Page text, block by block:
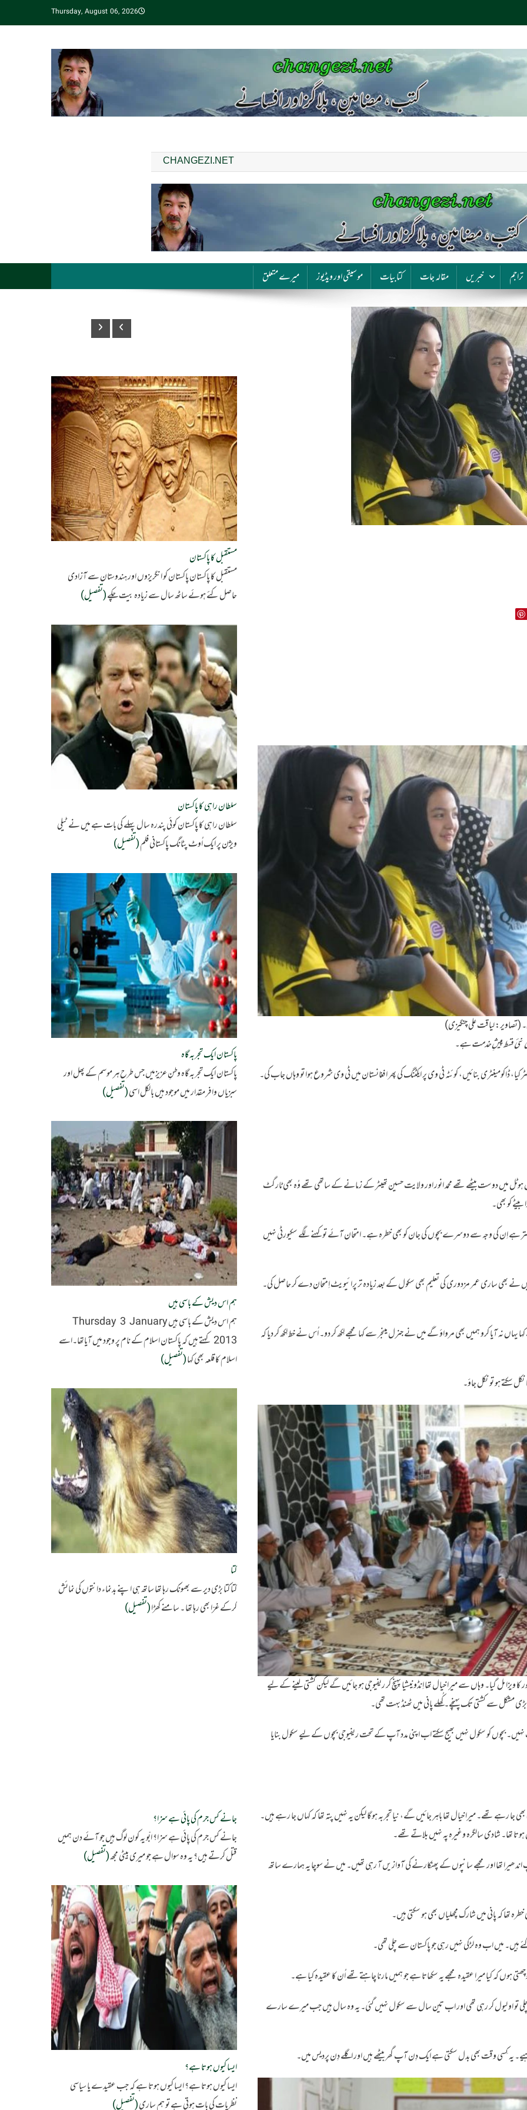
Thursday, August 06, 2026
CHANGEZI.NET
تراجم خبریں مقالہ جات کتابیات موسیقی اور ویڈیوز میرے متعلق
(تصاویر: لیاقت علی چنگیزی)
نئی قسطپیشِ خدمت ہے۔
ڈاکومینٹری بنائیں، کوئٹہ ٹی وی پر ایکٹنگ کی پھر افغانستان میں ٹی وی شروع ہوا تو وہاں جاب کی۔
میں دوست بیٹھے تھے محمد انور اور ولایت حسین تھیٹر کے زمانے کے ساتھی تھے وُہ بھی ٹارگٹ
کو بھی۔
ہے اِن کی وجہ سے دوسرے بچوں کی جان کو بھی خطرہ ہے۔ امتحان آئے تو کہنے لگے سکیورٹی نہیں
بھی ساری عمر مزدوری کی تعلیم بھی سکول کے بعد زیادہ تر پرائیویٹ اِمتحان دے کر حاصل کی۔
نہ آیا کرو ہمیں بھی مرواؤ گے میں نے جنرل مینجر سے کہا مجھے لِکھ کر دو۔ اُس نے خط لِکھ کر دیا کہ
سکتے ہو تو نکل جاؤ۔
مل گیا۔ وہاں سے میرا خیال تھا اِنڈونیشیا پہنچ کر ریفیوجی ہو جائیں گے لیکن کشتی لینے کے لیے
بڑی مشکل سے کشتی تک پہنچے۔ کُھلے پانی میں ٹھنڈ بہت تھی۔
بچوں کو سکول نہیں بھیج سکتے اب اپنی مدد آپ کے تحت ریفیوجی بچوں کے لیے سکول بنایا
تھے۔ میرا خیال تھا باہر جائیں گے، نیا تجربہ ہو گا لیکن یہ نہیں پتہ تھا کہ کہاں جا رہے ہیں۔
تھا۔ شادی سالگرہ وغیرہ پہ نہیں بلاتے تھے۔
تھا اور مجھے سانپوں کے پھنکارنے کی آوازیں آ رہی تھیں۔ میں نے سوچا یہ ہمارے ساتھ
کہ پانی میں شارک مچھلیاں بھی ہو سکتی ہیں۔
گئے ہیں۔ میں اب وہ لڑکی نہیں رہی جو پاکستان سے چلی تھی۔
کہ کیا میرا عقیدہ مجھے یہ سکھاتا ہے جو ہمیں مارنا چاہتے تھے اُن کا عقیدہ کیا ہے۔
چلی تو او لیول کر رہی تھی اور اب تین سال سے سکول نہیں گئی۔ یہ وہ سال ہیں جب میرے سارے
یہ کِسی وقت بھی بدل سکتی ہے ایک دِن آپ گھر بیٹھے ہیں اور اگلے دِن پردیس میں۔
مستقبل کا پاکستان
مستقبل کا پاکستان پاکستان کو انگریزوں اور ہندوستان سے آزادی
حاصل کئے ہوئے ساٹھ سال سے زیادہ بیت چکے(تفصیل)
سلطان راہی کا پاکستان
سلطان راہی کا پاکستان کوئی پندرہ سال پہلے کی بات ہے میں نے ٹیلی
ویژن پر ایک اُوٹ پٹانگ پاکستانی فلم(تفصیل)
پاکستان ایک تجربہ گاہ
پاکستان ایک تجربہ گاہ وطنِ عزیزمیں جس طرح ہر موسم کے پھل اور
سبزیاں وافر مقدار میں موجود ہیں بالکل اسی(تفصیل)
ہم اس دیش کے باسی ہیں
ہم اس دیش کے باسی ہیں Thursday 3 January
2013 کہتے ہیں کہ پاکستان اسلام کے نام پر وجود میں آیاتھا۔اسے
اسلام کا قلعہ بھی کہا(تفصیل)
کتا
کتا کتا بڑی دیر سے بھونک رہا تھا ساتھ ہی اپنے بدنماء دانتوں کی نمائش
کرکے غرّا بھی رہا تھا ۔ سامنے کھڑا(تفصیل)
جانے کس جرم کی پائی ہے سزا؟
جانے کس جرم کی پائی ہے سزا؟ ابّو یہ کون لوگ ہیں جو آئے دن ہمیں
قتل کرتے ہیں؟ یہ وہ سوال ہے جو میری بیٹی مجھ(تفصیل)
ایسا کیوں ہوتا ہے؟
ایسا کیوں ہوتا ہے؟ ایسا کیوں ہوتا ہے کہ جب عقیدے یا سیاسی
نظریات کی بات ہوتی ہے تو ہم ساری(تفصیل)